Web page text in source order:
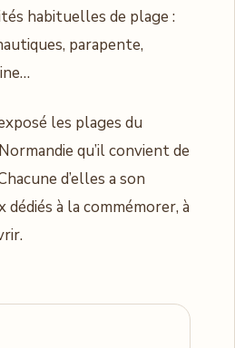
habituelles de plage :
parapente,
les plages du
qu’il convient de
d’elles a son
à la commémorer, à